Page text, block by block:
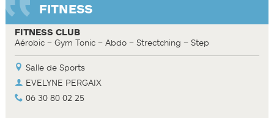
FITNESS
FITNESS CLUB
Aérobic – Gym Tonic – Abdo – Strectching – Step
Salle de Sports
EVELYNE PERGAIX
06 30 80 02 25